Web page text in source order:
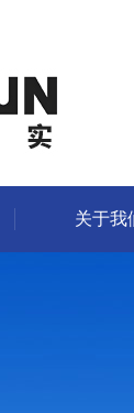
关于我